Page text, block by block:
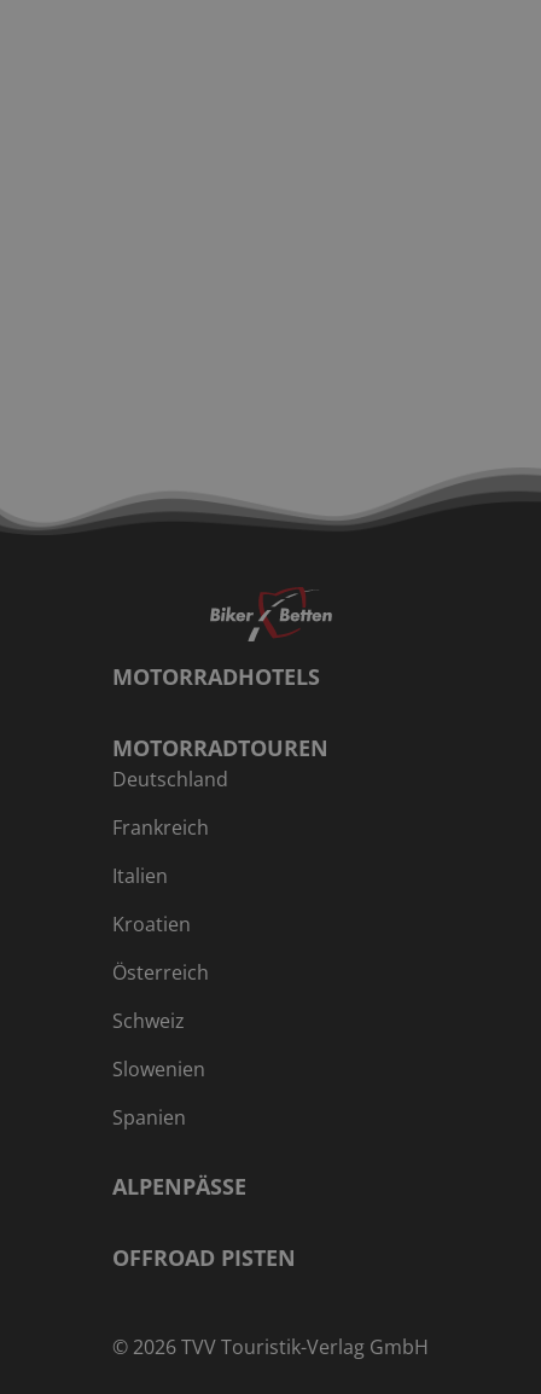
MOTORRADHOTELS
MOTORRADTOUREN
Deutschland
Frankreich
Italien
Kroatien
Österreich
Schweiz
Slowenien
Spanien
ALPENPÄSSE
OFFROAD PISTEN
© 2026TVV Touristik-Verlag GmbH